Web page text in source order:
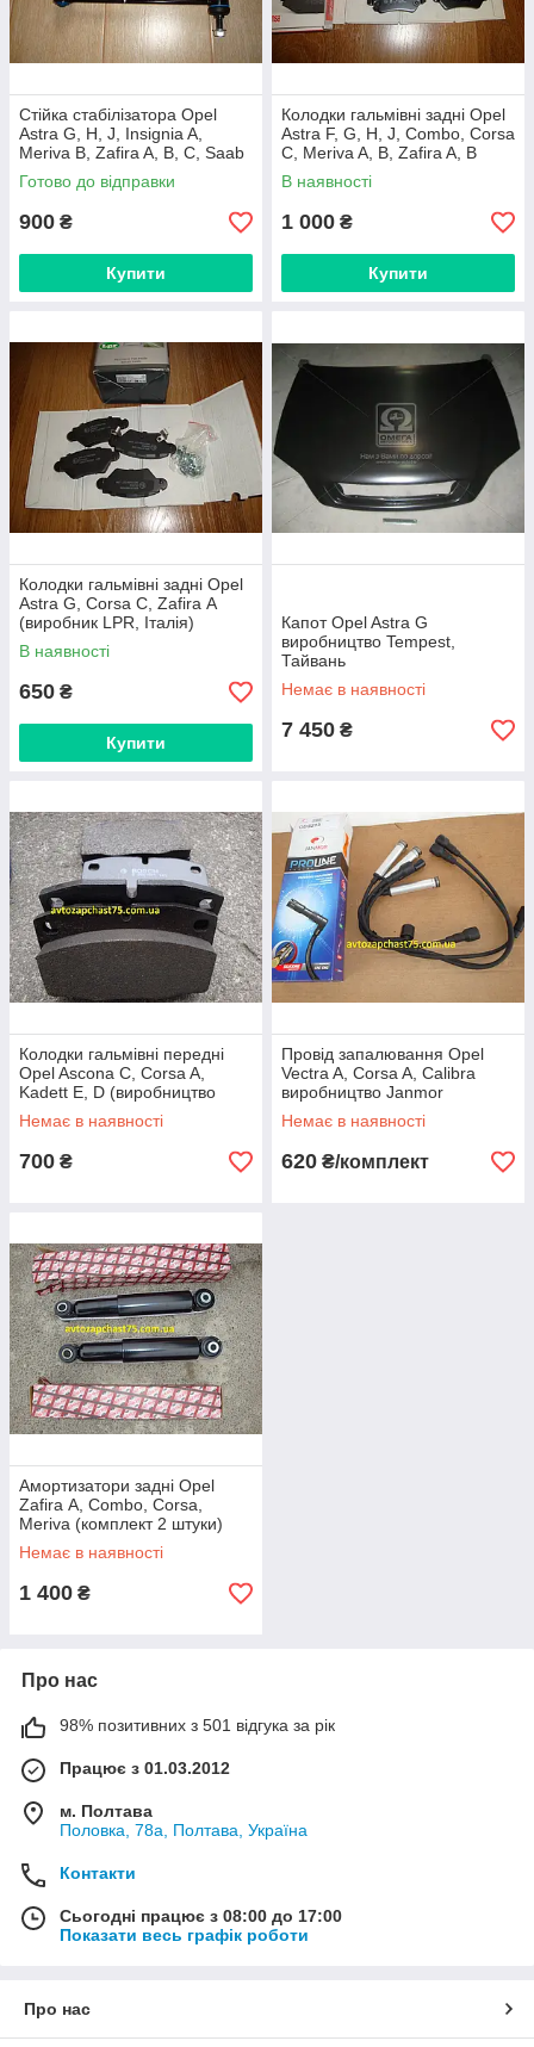
Стійка стабілізатора Opel
Astra G, H, J, Insignia A,
Meriva B, Zafira A, B, C, Saab
(Meyle, Німеччина)
Готово до відправки
900 ₴
Купити
Колодки гальмівні задні Opel
Astra F, G, H, J, Combo, Corsa
C, Meriva A, B, Zafira A, B
(Remsa, Іспанія)
В наявності
1 000 ₴
Купити
Колодки гальмівні задні Opel
Astra G, Corsa C, Zafira А
(виробник LPR, Італія)
В наявності
650 ₴
Купити
Капот Opel Astra G
виробництво Tempest,
Тайвань
Немає в наявності
7 450 ₴
Колодки гальмівні передні
Opel Ascona C, Corsa A,
Kadett E, D (виробництво
Bosch, Німеччина)
Немає в наявності
700 ₴
Провід запалювання Opel
Vectra A, Corsa A, Calibra
виробництво Janmor
Немає в наявності
620 ₴/комплект
Амортизатори задні Opel
Zafira А, Combo, Corsa,
Meriva (комплект 2 штуки)
Ashika, Італія
Немає в наявності
1 400 ₴
Про нас
98% позитивних з 501 відгука за рік
Працює з 01.03.2012
м. Полтава
Половка, 78а, Полтава, Україна
Контакти
Сьогодні працює з 08:00 до 17:00
Показати весь графік роботи
Про нас